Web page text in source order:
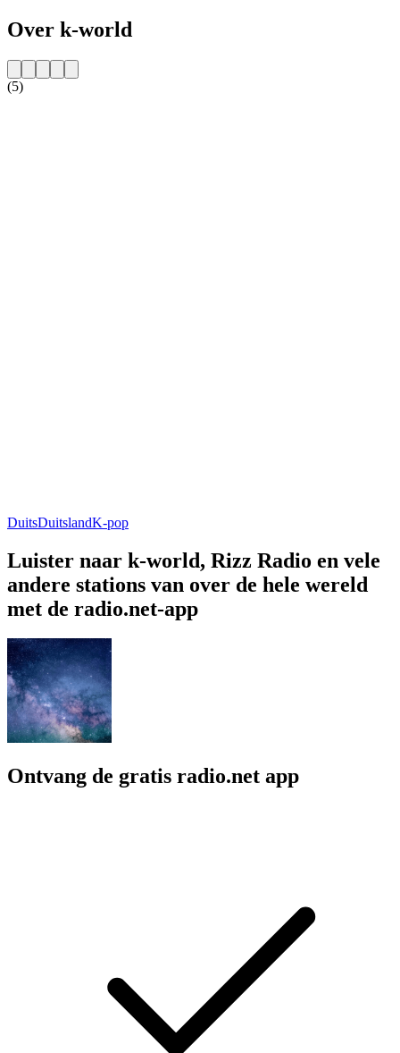
Over k-world
(5)
DuitsDuitslandK-pop
Luister naar k-world, Rizz Radio en vele
andere stations van over de hele wereld
met de radio.net-app
Ontvang de gratis radio.net app